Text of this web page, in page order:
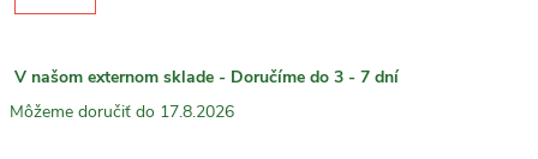
V našom externom sklade - Doručíme do 3 - 7 dní
17.8.2026